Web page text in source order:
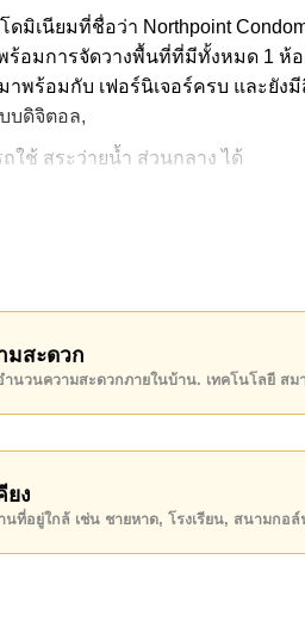
มิเนียมที่ชื่อว่า Northpoint
ร้อมการจัดวางพื้นที่ที่มีทั้งหมด 1
พร้อมกับ เฟอร์นิเจอร์ครบ และยัง
บดิจิตอล,
ใช้ สระว่ายน้ำ ส่วนกลาง ได้
Wong Amat มีสิ่งอำนวยความสะ
ด
าระยะยาวในราคา ฿ 38,000 บาทต่
าที่ Cornerstone Real Estate โฆ
อยู่อาศัย
ที่อยู่อาศัยนี้เป็นบ้านในฝันของคุณ!
Estate โทร +6638411250 หรือ อี
มสะดวก
ำนวนความสะดวกภายในบ้าน. เทคโนโลยี ส
ยง
นที่อยู่ใกล้ เช่น ชายหาด, โรงเรียน, สนามก